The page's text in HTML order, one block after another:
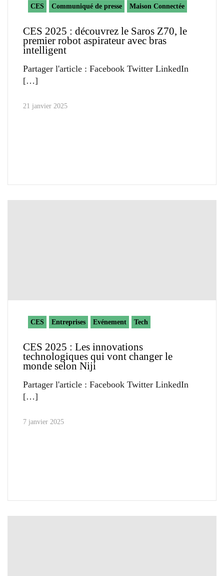
CES Communiqué de presse Maison Connectée
CES 2025 : découvrez le Saros Z70, le
premier robot aspirateur avec bras
intelligent
Partager l'article : Facebook Twitter LinkedIn
21 janvier 2025
CES Entreprises Evénement Tech
CES 2025 : Les innovations
technologiques qui vont changer le
monde selon Niji
Partager l'article : Facebook Twitter LinkedIn
7 janvier 2025